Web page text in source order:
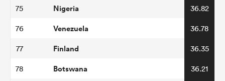
75 Nigeria 36.82
76 Venezuela 36.78
77 Finland 36.35
78 Botswana 36.21